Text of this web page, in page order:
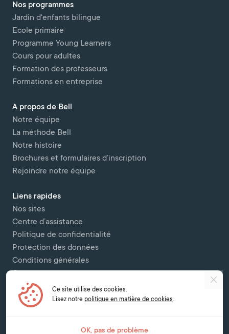
Nos programmes
Jardin d'enfants bilingue
Ecole primaire
Programme Young Learners
Cours pour adultes
Formation des professeurs
Formations en entreprise
A propos de Bell
Notre équipe
La méthode Bell
Notre histoire
Brochures et formulaires d’inscription
Rejoindre notre équipe
Liens rapides
Nos sites
Centre d’assistance
Politique de confidentialité
Protection des données
Conditions générales
Contactez-nous
Copyright © 2026 Bell Colombettes (t/a Bell Switzerland) - - 12 Chemin
des Colombettes, 1202, Geneva -
Ce site utilise des cookies.
Lisez notre politique en matière de cookies.
OK, pas de problème